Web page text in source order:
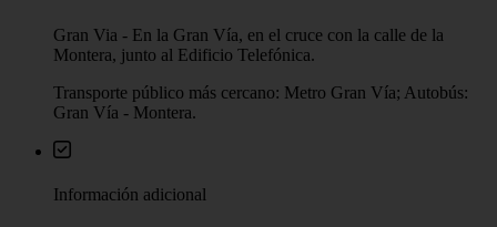
Gran Via - En la Gran Vía, en el cruce con la calle de la
Montera, junto al Edificio Telefónica.
Transporte público más cercano: Metro Gran Vía; Autobús:
Gran Vía - Montera.
Información adicional